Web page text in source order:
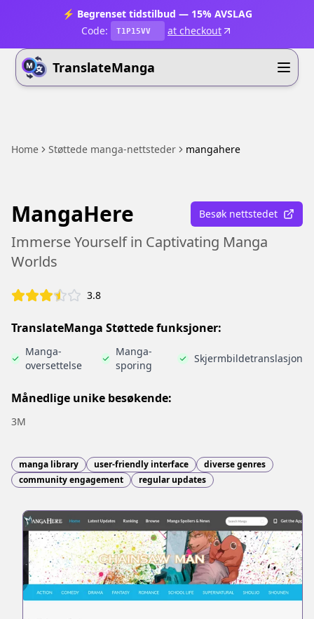
⚡ Begrenset tidstilbud — 15% AVSLAG
Code:
T1P15VV at checkout
TranslateManga
Home Støttede manga-nettsteder mangahere
MangaHere Besøk nettstedet
Immerse Yourself in Captivating Manga
Worlds
3.8
TranslateManga Støttede funksjoner:
Manga-
oversettelse
Manga-
sporing
Skjermbildetranslasjon
Månedlige unike besøkende:
3M
manga library user-friendly interface
diverse genres
community engagement
regular updates